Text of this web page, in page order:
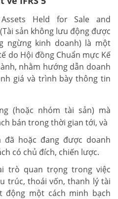
Held for Sale and
sản không lưu động được
ngừng kinh doanh) là một
do Hội đồng Chuẩn mực Kế
nhằm hướng dẫn doanh
giá và trình bày thông tin
(hoặc nhóm tài sản) mà
bán trong thời gian tới, và
đã hoặc đang được doanh
có chủ đích, chiến lược.
trò quan trọng trong việc
trúc, thoái vốn, thanh lý tài
động một cách minh bạch